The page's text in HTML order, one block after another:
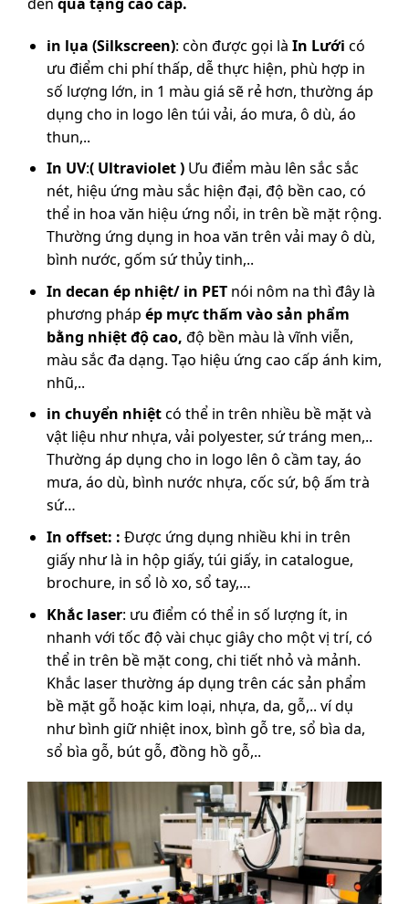
in lụa (Silkscreen): còn được gọi là In Lưới có
ưu điểm chi phí thấp, dễ thực hiện, phù hợp in
số lượng lớn, in 1 màu giá sẽ rẻ hơn, thường áp
dụng cho in logo lên túi vải, áo mưa, ô dù, áo
thun,..
In UV:( Ultraviolet )Ưu điểm màu lên sắc sắc
nét, hiệu ứng màu sắc hiện đại, độ bền cao, có
thể in hoa văn hiệu ứng nổi, in trên bề mặt rộng.
Thường ứng dụng in hoa văn trên vải may ô dù,
bình nước, gốm sứ thủy tinh,..
In decan ép nhiệt/ in PETnói nôm na thì đây là
phương pháp ép mực thấm vào sản phẩm
bằng nhiệt độ cao, độ bền màu là vĩnh viễn,
màu sắc đa dạng. Tạo hiệu ứng cao cấp ánh kim,
nhũ,..
in chuyển nhiệtcó thể in trên nhiều bề mặt và
vật liệu như nhựa, vải polyester, sứ tráng men,..
Thường áp dụng cho in logo lên ô cầm tay, áo
mưa, áo dù, bình nước nhựa, cốc sứ, bộ ấm trà
sứ…
In offset: : Được ứng dụng nhiều khi in trên
giấy như là in hộp giấy, túi giấy, in catalogue,
brochure, in sổ lò xo, sổ tay,…
Khắc laser: ưu điểm có thể in số lượng ít, in
nhanh với tốc độ vài chục giây cho một vị trí, có
thể in trên bề mặt cong, chi tiết nhỏ và mảnh.
Khắc laser thường áp dụng trên các sản phẩm
bề mặt gỗ hoặc kim loại, nhựa, da, gỗ,.. ví dụ
như bình giữ nhiệt inox, bình gỗ tre, sổ bìa da,
sổ bìa gỗ, bút gỗ, đồng hồ gỗ,..